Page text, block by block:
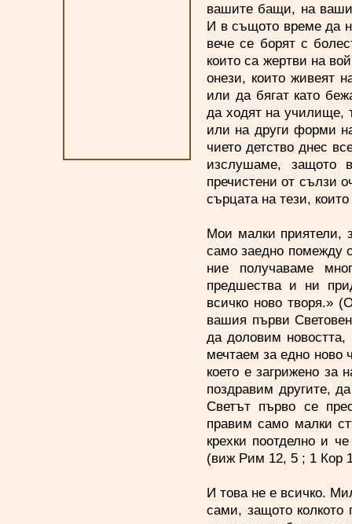
вашите бащи, на
И в същото време да
вече се борят с
които са жертви на
онези, които живеят
или да бягат като
да ходят на училище,
или на други форми
чието детство днес
изслушаме, защото
пречистени от сълзи
сърцата на тези,
Мои малки приятели,
само заедно помежду
ние получаваме
предшества и ни
всичко ново творя.»
вашия първи
да доловим
мечтаем за едно ново
което е загрижено
поздравим другите,
Светът първо се
правим само малки
крехки поотделно и
(виж Рим 12, 5 ; 1 Кор
И това не е всичко.
сами, защото колкото